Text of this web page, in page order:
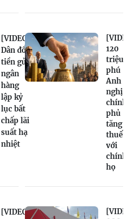
[VIDEO]
Dân đổ
tiền gửi
ngân
hàng
lập kỷ
lục bất
chấp lãi
suất hạ
nhiệt
120
triệu
phú
Anh đề
nghị
chính
phủ
tăng
thuế
với
chính
họ
[VIDEO]